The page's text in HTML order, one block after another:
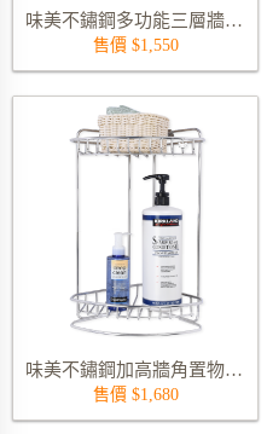
味美不鏽鋼多功能三層牆角架含底座 9260S
售價 $1,550
味美不鏽鋼加高牆角置物架含底座 9261S
售價 $1,680